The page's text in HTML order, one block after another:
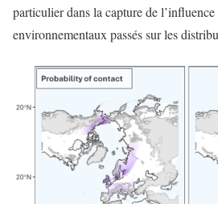
particulier dans la capture de l’influence
environnementaux passés sur les